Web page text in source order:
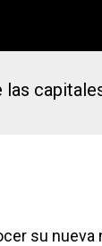
su nueva